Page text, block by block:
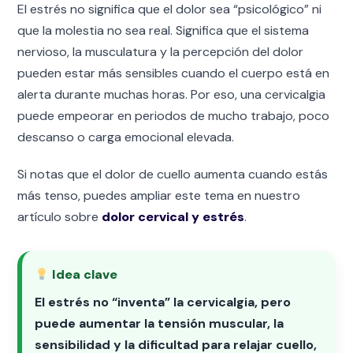
El estrés no significa que el dolor sea “psicológico” ni
que la molestia no sea real. Significa que el sistema
nervioso, la musculatura y la percepción del dolor
pueden estar más sensibles cuando el cuerpo está en
alerta durante muchas horas. Por eso, una cervicalgia
puede empeorar en periodos de mucho trabajo, poco
descanso o carga emocional elevada.
Si notas que el dolor de cuello aumenta cuando estás
más tenso, puedes ampliar este tema en nuestro
artículo sobre dolor cervical y estrés.
Idea clave
El estrés no “inventa” la cervicalgia, pero
puede aumentar la tensión muscular, la
sensibilidad y la dificultad para relajar cuello,